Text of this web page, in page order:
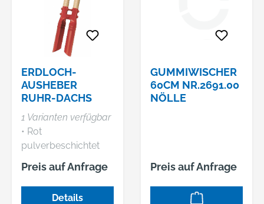
ERDLOCH-
AUSHEBER
RUHR-DACHS
1 Varianten verfügbar
• Rot
pulverbeschichtet
Lieferung: Mit
Eschenstiell (nicht
eingestielt).
Preis auf Anfrage
Details
GUMMIWISCHER
60CM NR.2691.00
NÖLLE
Preis auf Anfrage